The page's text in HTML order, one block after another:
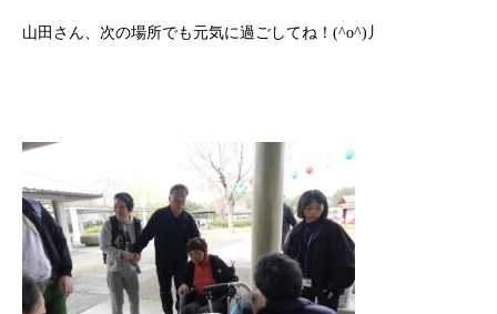
山田さん、次の場所でも元気に過ごしてね！ (^o^) 丿